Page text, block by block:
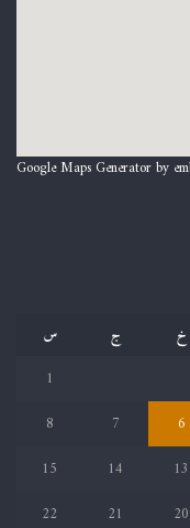
Google Maps Generator by
خ ج
س
1
6
7
8
13
14
15
20
21
22